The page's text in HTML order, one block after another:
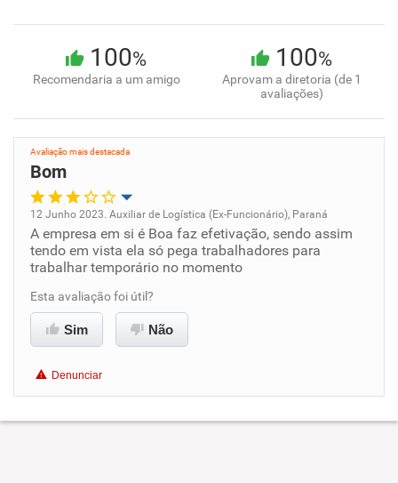
100%
Recomendaria a um amigo
100%
Aprovam a diretoria (de 1
avaliações)
Avaliação mais destacada
Bom
Oportunidade de promoção
Ambiente de trabalho
Conciliação com a vida familiar
12 Junho 2023. Auxiliar de Logística (Ex-Funcionário), Paraná
A empresa em si é Boa faz efetivação, sendo assim
tendo em vista ela só pega trabalhadores para
trabalhar temporário no momento
Esta avaliação foi útil?
Sim Não
Denunciar